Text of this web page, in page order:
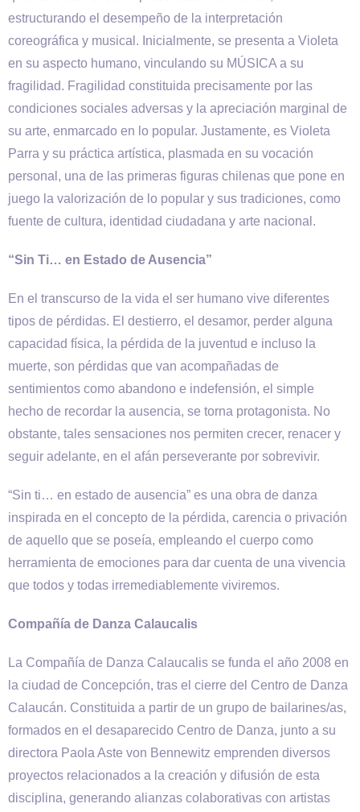
estructurando el desempeño de la interpretación
coreográfica y musical. Inicialmente, se presenta a Violeta
en su aspecto humano, vinculando su MÚSICA a su
fragilidad. Fragilidad constituida precisamente por las
condiciones sociales adversas y la apreciación marginal de
su arte, enmarcado en lo popular. Justamente, es Violeta
Parra y su práctica artística, plasmada en su vocación
personal, una de las primeras figuras chilenas que pone en
juego la valorización de lo popular y sus tradiciones, como
fuente de cultura, identidad ciudadana y arte nacional.
“Sin Ti… en Estado de Ausencia”
En el transcurso de la vida el ser humano vive diferentes
tipos de pérdidas. El destierro, el desamor, perder alguna
capacidad física, la pérdida de la juventud e incluso la
muerte, son pérdidas que van acompañadas de
sentimientos como abandono e indefensión, el simple
hecho de recordar la ausencia, se torna protagonista. No
obstante, tales sensaciones nos permiten crecer, renacer y
seguir adelante, en el afán perseverante por sobrevivir.
“Sin ti… en estado de ausencia” es una obra de danza
inspirada en el concepto de la pérdida, carencia o privación
de aquello que se poseía, empleando el cuerpo como
herramienta de emociones para dar cuenta de una vivencia
que todos y todas irremediablemente viviremos.
Compañía de Danza Calaucalis
La Compañía de Danza Calaucalis se funda el año 2008 en
la ciudad de Concepción, tras el cierre del Centro de Danza
Calaucán. Constituida a partir de un grupo de bailarines/as,
formados en el desaparecido Centro de Danza, junto a su
directora Paola Aste von Bennewitz emprenden diversos
proyectos relacionados a la creación y difusión de esta
disciplina, generando alianzas colaborativas con artistas